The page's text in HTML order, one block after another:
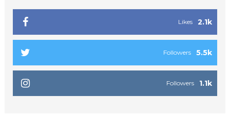
2.1k
Likes
5.5k
Followers
1.1k
Followers